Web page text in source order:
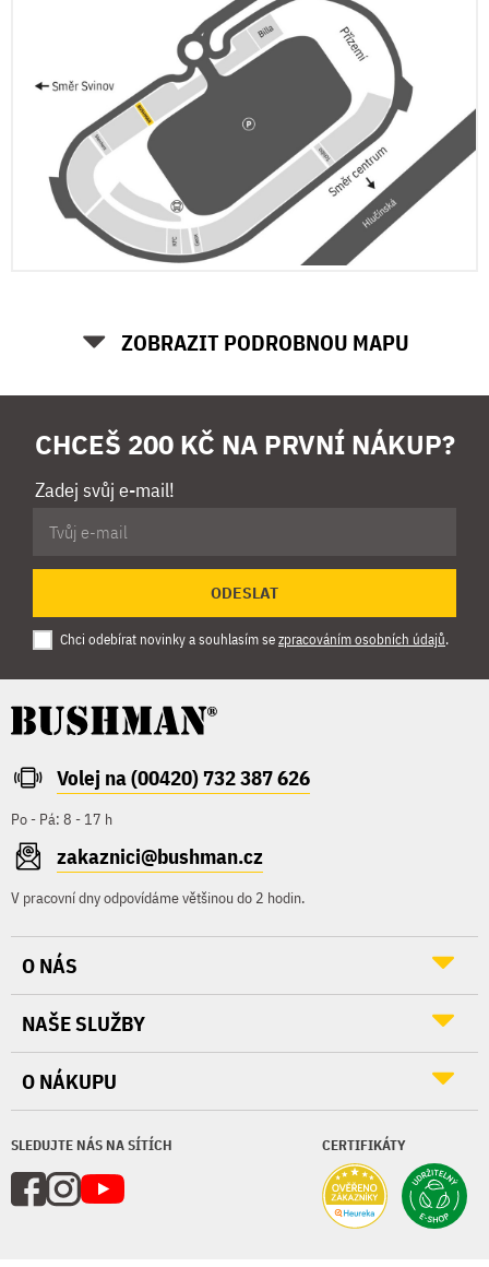
ZOBRAZIT PODROBNOU MAPU
CHCEŠ 200 KČ NA PRVNÍ NÁKUP?
Zadej svůj e-mail!
ODESLAT
Chci odebírat novinky a souhlasím sezpracováním osobních údajů.
Volej na (00420) 732 387 626
Po - Pá: 8 - 17 h
zakaznici@bushman.cz
V pracovní dny odpovídáme většinou do 2 hodin.
SLEDUJTE NÁS NA SÍTÍCH CERTIFIKÁTY
O NÁS
NAŠE SLUŽBY
O NÁKUPU